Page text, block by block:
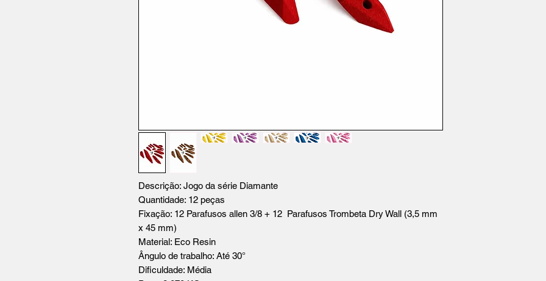
Descrição: Jogo da série Diamante
Quantidade: 12 peças
Fixação: 12 Parafusos allen 3/8 + 12 Parafusos Trombeta Dry Wall (3,5 mm
x 45 mm)
Material: Eco Resin
Ângulo de trabalho: Até 30°
Dificuldade: Média